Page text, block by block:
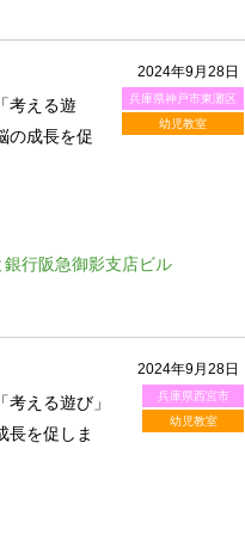
2024年9月28日
兵庫県神戸市東灘区
幼児教室
考える遊
の成長を促
行阪急御影支店ビル
2024年9月28日
兵庫県西宮市
幼児教室
える遊び」
長を促しま